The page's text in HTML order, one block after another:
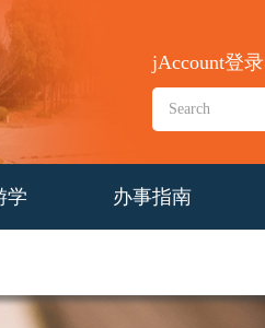
jAccount登录
学 办事指南